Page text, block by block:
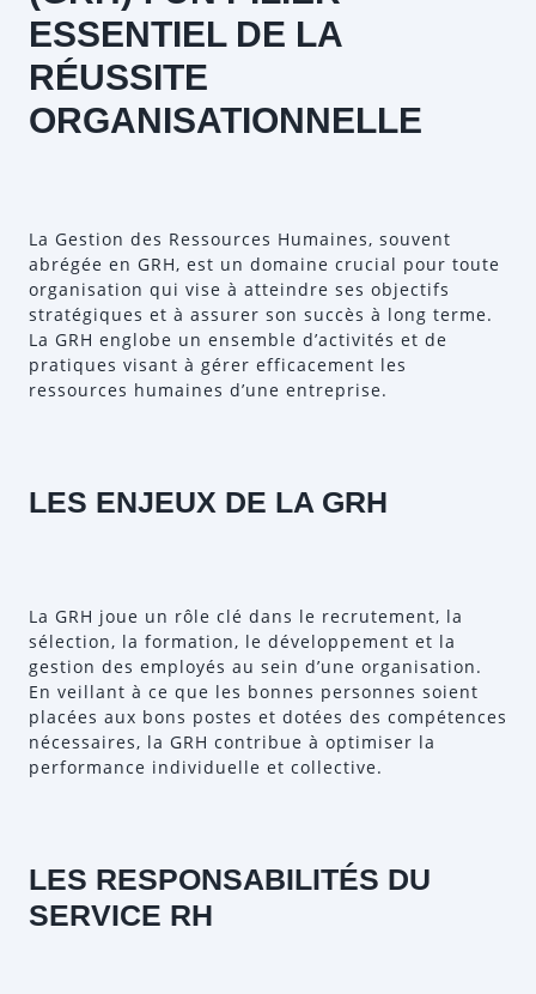
ESSENTIEL DE LA
RÉUSSITE
ORGANISATIONNELLE
La Gestion des Ressources Humaines, souvent
abrégée en GRH, est un domaine crucial pour toute
organisation qui vise à atteindre ses objectifs
stratégiques et à assurer son succès à long terme.
La GRH englobe un ensemble d’activités et de
pratiques visant à gérer efficacement les
ressources humaines d’une entreprise.
LES ENJEUX DE LA GRH
La GRH joue un rôle clé dans le recrutement, la
sélection, la formation, le développement et la
gestion des employés au sein d’une organisation.
En veillant à ce que les bonnes personnes soient
placées aux bons postes et dotées des compétences
nécessaires, la GRH contribue à optimiser la
performance individuelle et collective.
LES RESPONSABILITÉS DU
SERVICE RH